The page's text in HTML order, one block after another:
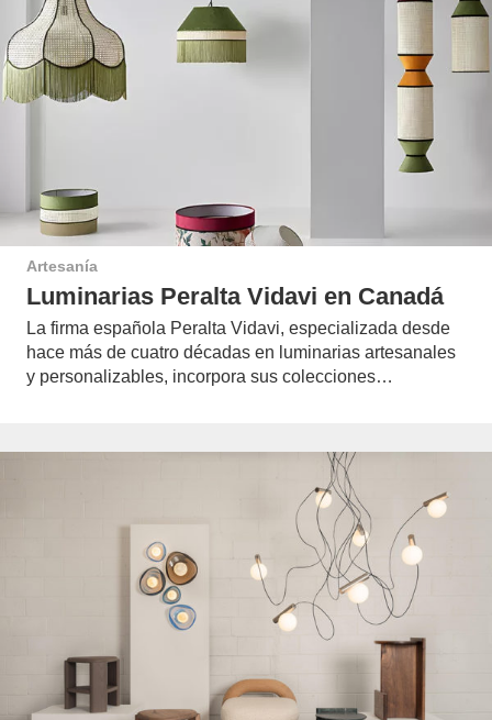
Artesanía
Luminarias Peralta Vidavi en Canadá
La firma española Peralta Vidavi, especializada desde
hace más de cuatro décadas en luminarias artesanales
y personalizables, incorpora sus colecciones…